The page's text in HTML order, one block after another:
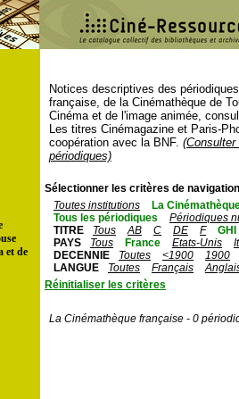
et de
Notices descriptives des
française, de la Cinémathèque de
Cinéma et de l'image animée,
Les titres Cinémagazine et Paris-
coopération avec la BNF.
périodiques)
Sélectionner les critères de
Toutes institutions
La
Tous les périodiques
Périodiques
TITRE
Tous AB C DE F
GHI
PAYS
Tous France Etats-Unis
DECENNIE
Toutes <1900
1900
LANGUE
Toutes Français
Réinitialiser les critères
La Cinémathèque française - 0